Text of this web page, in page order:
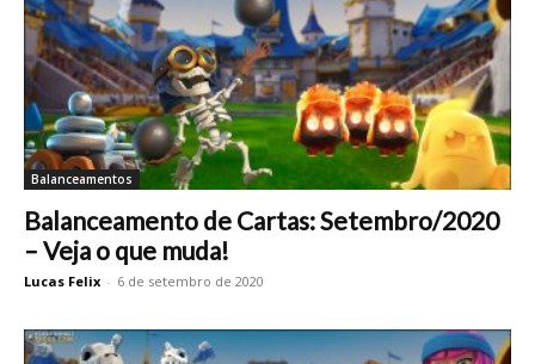
Balanceamentos
Balanceamento de Cartas: Setembro/2020
– Veja o que muda!
Lucas Felix - 6 de setembro de 2020